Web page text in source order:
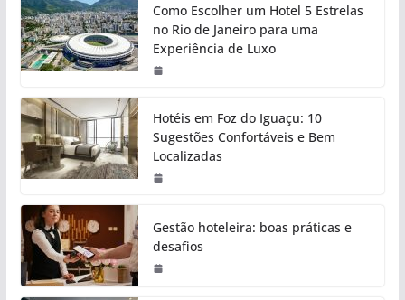
Como Escolher um Hotel 5 Estrelas
no Rio de Janeiro para uma
Experiência de Luxo
Hotéis em Foz do Iguaçu: 10
Sugestões Confortáveis e Bem
Localizadas
Gestão hoteleira: boas práticas e
desafios